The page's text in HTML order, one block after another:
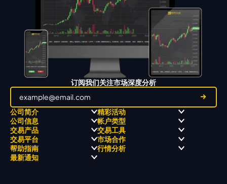
订阅我们关注市场深度分析
公司简介
关于
关于 KCM Group
三大优势
奖项和成就
精彩活动
职业高尔夫 x 飘移队
全球高尔夫锦标赛
公司信息
经营理念
公开信息与风险披露
公司新闻
视频库
帐户类型
ECN 账户
STP 账户
账户比较
交易产品
Forex
贵金属
能源
交易工具
交易平台
MetaTrader 4
MetaTrader 5
市场合作
帮助指南 行情分析
最新通知